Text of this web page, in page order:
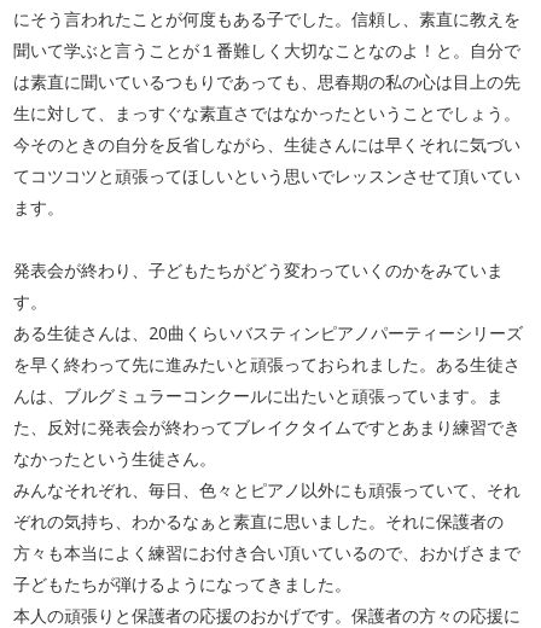
にそう言われたことが何度もある子でした。信頼し、素直に教えを
聞いて学ぶと言うことが１番難しく大切なことなのよ！と。自分で
は素直に聞いているつもりであっても、思春期の私の心は目上の先
生に対して、まっすぐな素直さではなかったということでしょう。
今そのときの自分を反省しながら、生徒さんには早くそれに気づい
てコツコツと頑張ってほしいという思いでレッスンさせて頂いてい
ます。
発表会が終わり、子どもたちがどう変わっていくのかをみていま
す。
ある生徒さんは、20曲くらいバスティンピアノパーティーシリーズ
を早く終わって先に進みたいと頑張っておられました。ある生徒さ
んは、ブルグミュラーコンクールに出たいと頑張っています。ま
た、反対に発表会が終わってブレイクタイムですとあまり練習でき
なかったという生徒さん。
みんなそれぞれ、毎日、色々とピアノ以外にも頑張っていて、それ
ぞれの気持ち、わかるなぁと素直に思いました。それに保護者の
方々も本当によく練習にお付き合い頂いているので、おかげさまで
子どもたちが弾けるようになってきました。
本人の頑張りと保護者の応援のおかげです。保護者の方々の応援に